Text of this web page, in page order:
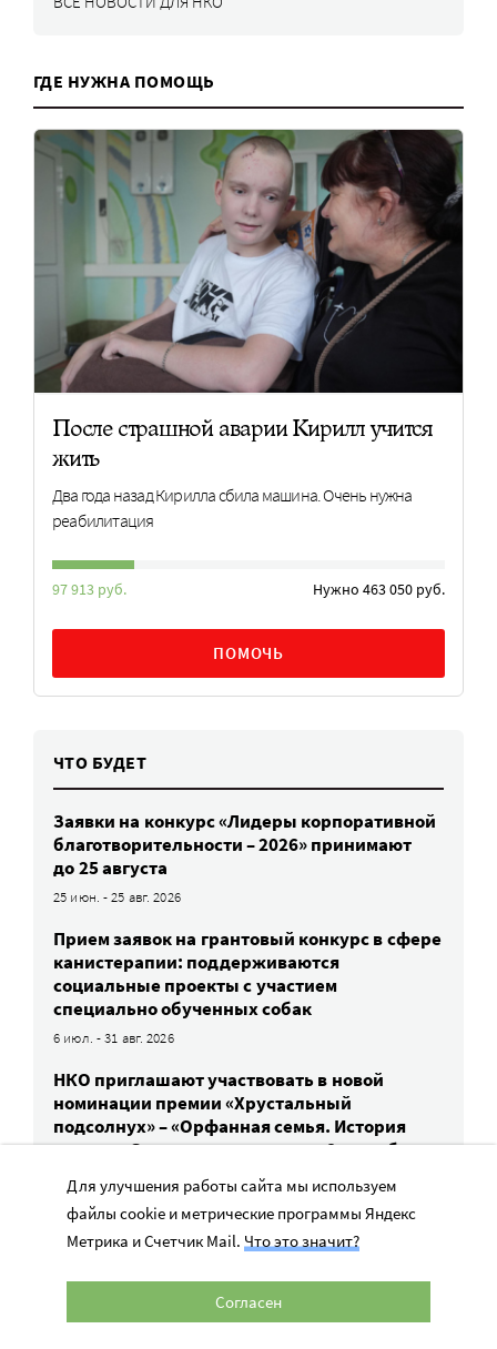
ГДЕ НУЖНА ПОМОЩЬ
После страшной аварии Кирилл учится
жить
Два года назад Кирилла сбила машина. Очень нужна
реабилитация
97 913 руб. Нужно 463 050 руб.
ПОМОЧЬ
ЧТО БУДЕТ
Заявки на конкурс «Лидеры корпоративной
благотворительности – 2026» принимают
до 25 августа
25 июн. - 25 авг. 2026
Прием заявок на грантовый конкурс в сфере
канистерапии: поддерживаются
социальные проекты с участием
специально обученных собак
6 июл. - 31 авг. 2026
НКО приглашают участвовать в новой
номинации премии «Хрустальный
подсолнух» – «Орфанная семья. История
успеха». Заявки принимают до 8 сентября
8 июл. - 8 сен. 2026
Прием заявок на конкурс проектов помощи
сиротам и детям в трудной жизненной
Для улучшения работы сайта мы используем
файлы cookie и метрические программы Яндекс
Метрика и Счетчик Mail. Что это значит?
Согласен